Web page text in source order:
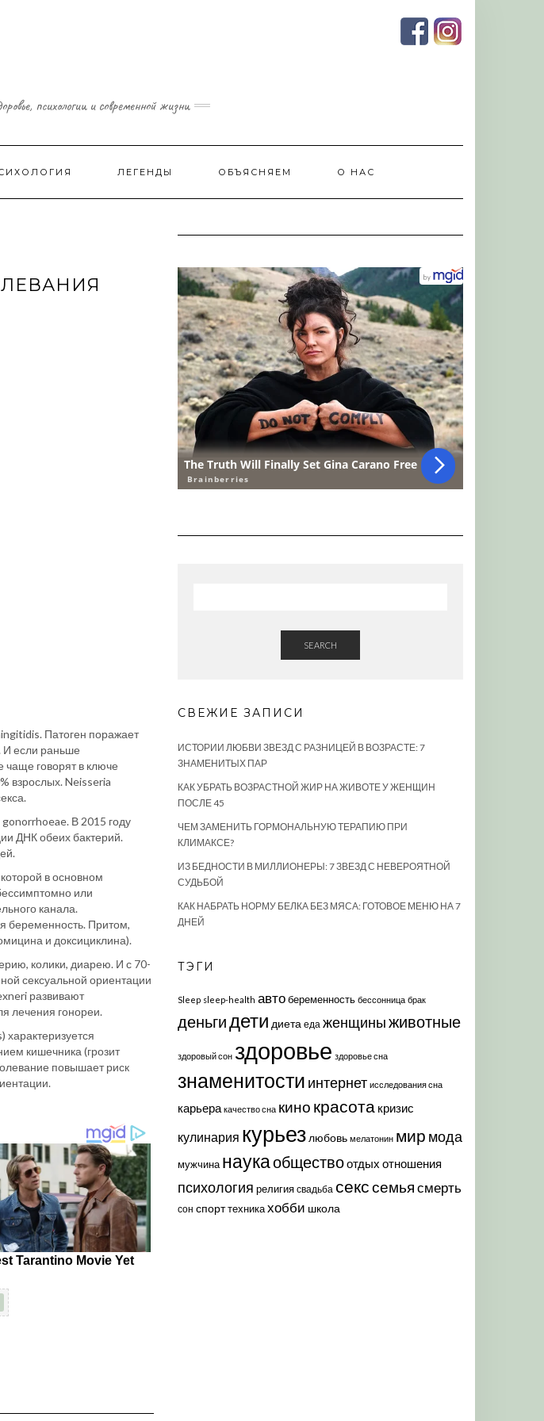
психологии и современной жизни
ЛЕГЕНДЫ ОБЪЯСНЯЕМ О НАС
Патоген поражает
И если раньше
чаще говорят в ключе
взрослых. Neisseria
В 2015 году
ДНК обеих бактерий.
в основном
или
канала.
беременность. Притом,
и доксициклина).
колики, диарею. И с 70-
сексуальной ориентации
развивают
лечения гонореи.
кишечника (грозит
повышает риск
SEARCH
СВЕЖИЕ ЗАПИСИ
ИСТОРИИ ЛЮБВИ ЗВЕЗД С РАЗНИЦЕЙ В ВОЗРАСТЕ: 7
ЗНАМЕНИТЫХ ПАР
КАК УБРАТЬ ВОЗРАСТНОЙ ЖИР НА ЖИВОТЕ У ЖЕНЩИН
ПОСЛЕ 45
ЧЕМ ЗАМЕНИТЬ ГОРМОНАЛЬНУЮ ТЕРАПИЮ ПРИ
КЛИМАКСЕ?
ИЗ БЕДНОСТИ В МИЛЛИОНЕРЫ: 7 ЗВЕЗД С НЕВЕРОЯТНОЙ
СУДЬБОЙ
КАК НАБРАТЬ НОРМУ БЕЛКА БЕЗ МЯСА: ГОТОВОЕ МЕНЮ НА 7
ДНЕЙ
ТЭГИ
Sleep sleep-health автобеременность бессонница брак
деньгидети диета еда женщиныживотные
здоровый сон здоровье здоровье сна
знаменитости интернет исследования сна
карьера качество сна кино красота кризис
кулинария курьез любовь мелатонин мир мода
мужчина наукаобществоотдых отношения
психология религия свадьба секссемья смерть
сон спорттехникахобби школа